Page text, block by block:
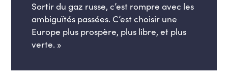
Sortir du gaz russe, c’est rompre avec les
ambiguïtés passées. C’est choisir une
Europe plus prospère, plus libre, et plus
verte. »